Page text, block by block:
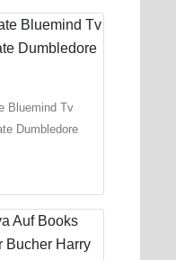
Bluemind Tv
Dumbledore